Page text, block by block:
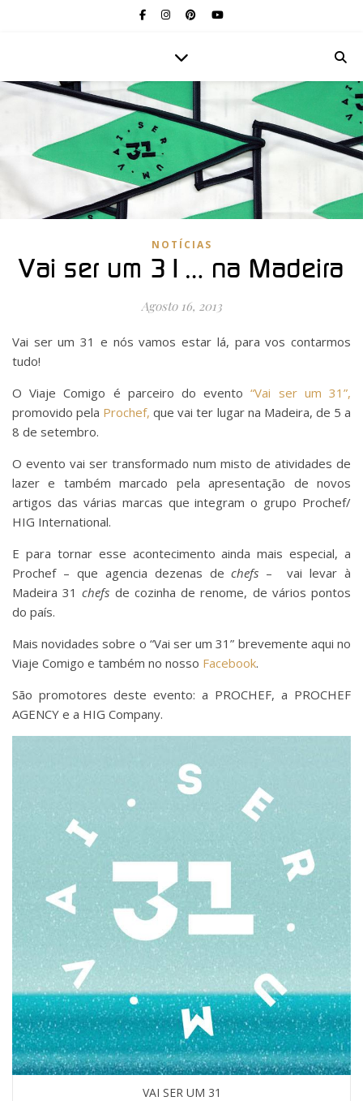
NOTÍCIAS
Vai ser um 31… na Madeira
Agosto 16, 2013
Vai ser um 31 e nós vamos estar lá, para vos contarmos
tudo!
O Viaje Comigo é parceiro do evento“Vai ser um 31”,
promovido pela Prochef, que vai ter lugar na Madeira, de 5 a
8 de setembro.
O evento vai ser transformado num misto de atividades de
lazer e também marcado pela apresentação de novos
artigos das várias marcas que integram o grupo Prochef/
HIG International.
E para tornar esse acontecimento ainda mais especial, a
Prochef – que agencia dezenas dechefs – vai levar à
Madeira 31chefs de cozinha de renome, de vários pontos
do país.
Mais novidades sobre o “Vai ser um 31” brevemente aqui no
Viaje Comigo e também no nosso Facebook.
São promotores deste evento: a PROCHEF, a PROCHEF
AGENCY e a HIG Company.
VAI SER UM 31